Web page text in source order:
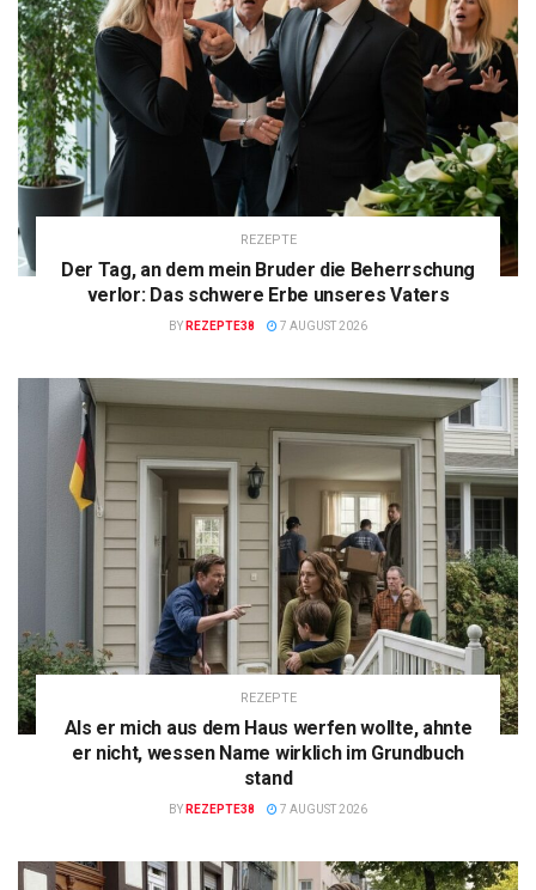
REZEPTE
Der Tag, an dem mein Bruder die Beherrschung
verlor: Das schwere Erbe unseres Vaters
BY REZEPTE38 7 AUGUST 2026
REZEPTE
Als er mich aus dem Haus werfen wollte, ahnte
er nicht, wessen Name wirklich im Grundbuch
stand
BY REZEPTE38 7 AUGUST 2026